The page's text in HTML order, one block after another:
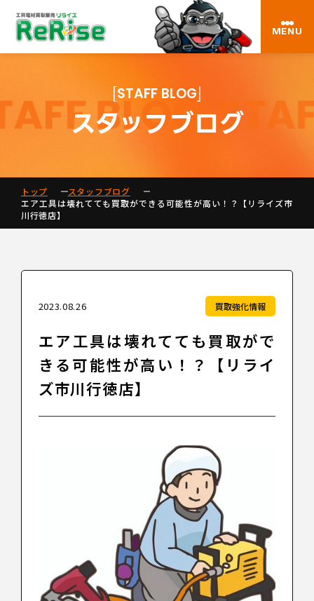
MENU
STAFF BLOG
スタッフブログ
トップ
スタッフブログ
エア工具は壊れてても買取ができる可能性が高い！？【リライズ市
川行徳店】
買取強化情報
2023.08.26
エア工具は壊れてても買取がで
きる可能性が高い！？【リライ
ズ市川行徳店】